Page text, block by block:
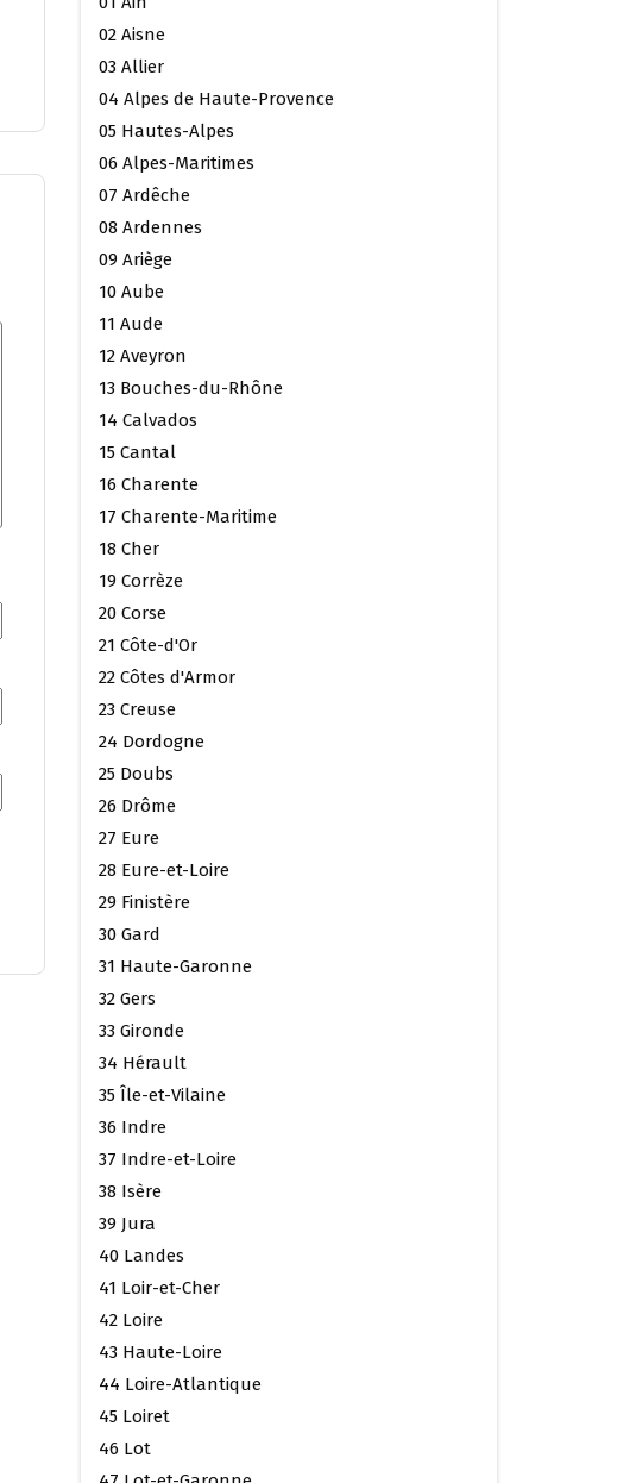
02 Aisne
03 Allier
04 Alpes de Haute-Provence
05 Hautes-Alpes
06 Alpes-Maritimes
07 Ardêche
08 Ardennes
09 Ariège
10 Aube
11 Aude
12 Aveyron
13 Bouches-du-Rhône
14 Calvados
15 Cantal
16 Charente
17 Charente-Maritime
18 Cher
19 Corrèze
20 Corse
21 Côte-d'Or
22 Côtes d'Armor
23 Creuse
24 Dordogne
25 Doubs
26 Drôme
27 Eure
28 Eure-et-Loire
29 Finistère
30 Gard
31 Haute-Garonne
32 Gers
33 Gironde
34 Hérault
35 Île-et-Vilaine
36 Indre
37 Indre-et-Loire
38 Isère
39 Jura
40 Landes
41 Loir-et-Cher
42 Loire
43 Haute-Loire
44 Loire-Atlantique
45 Loiret
46 Lot